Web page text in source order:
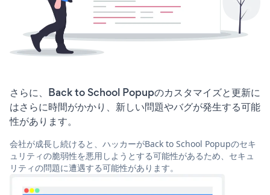
さらに、Back to School Popupのカスタマイズと更新に
はさらに時間がかかり、新しい問題やバグが発生する可能
性があります。
会社が成長し続けると、ハッカーがBack to School Popupのセキ
ュリティの脆弱性を悪用しようとする可能性があるため、セキュ
リティの問題に遭遇する可能性があります。